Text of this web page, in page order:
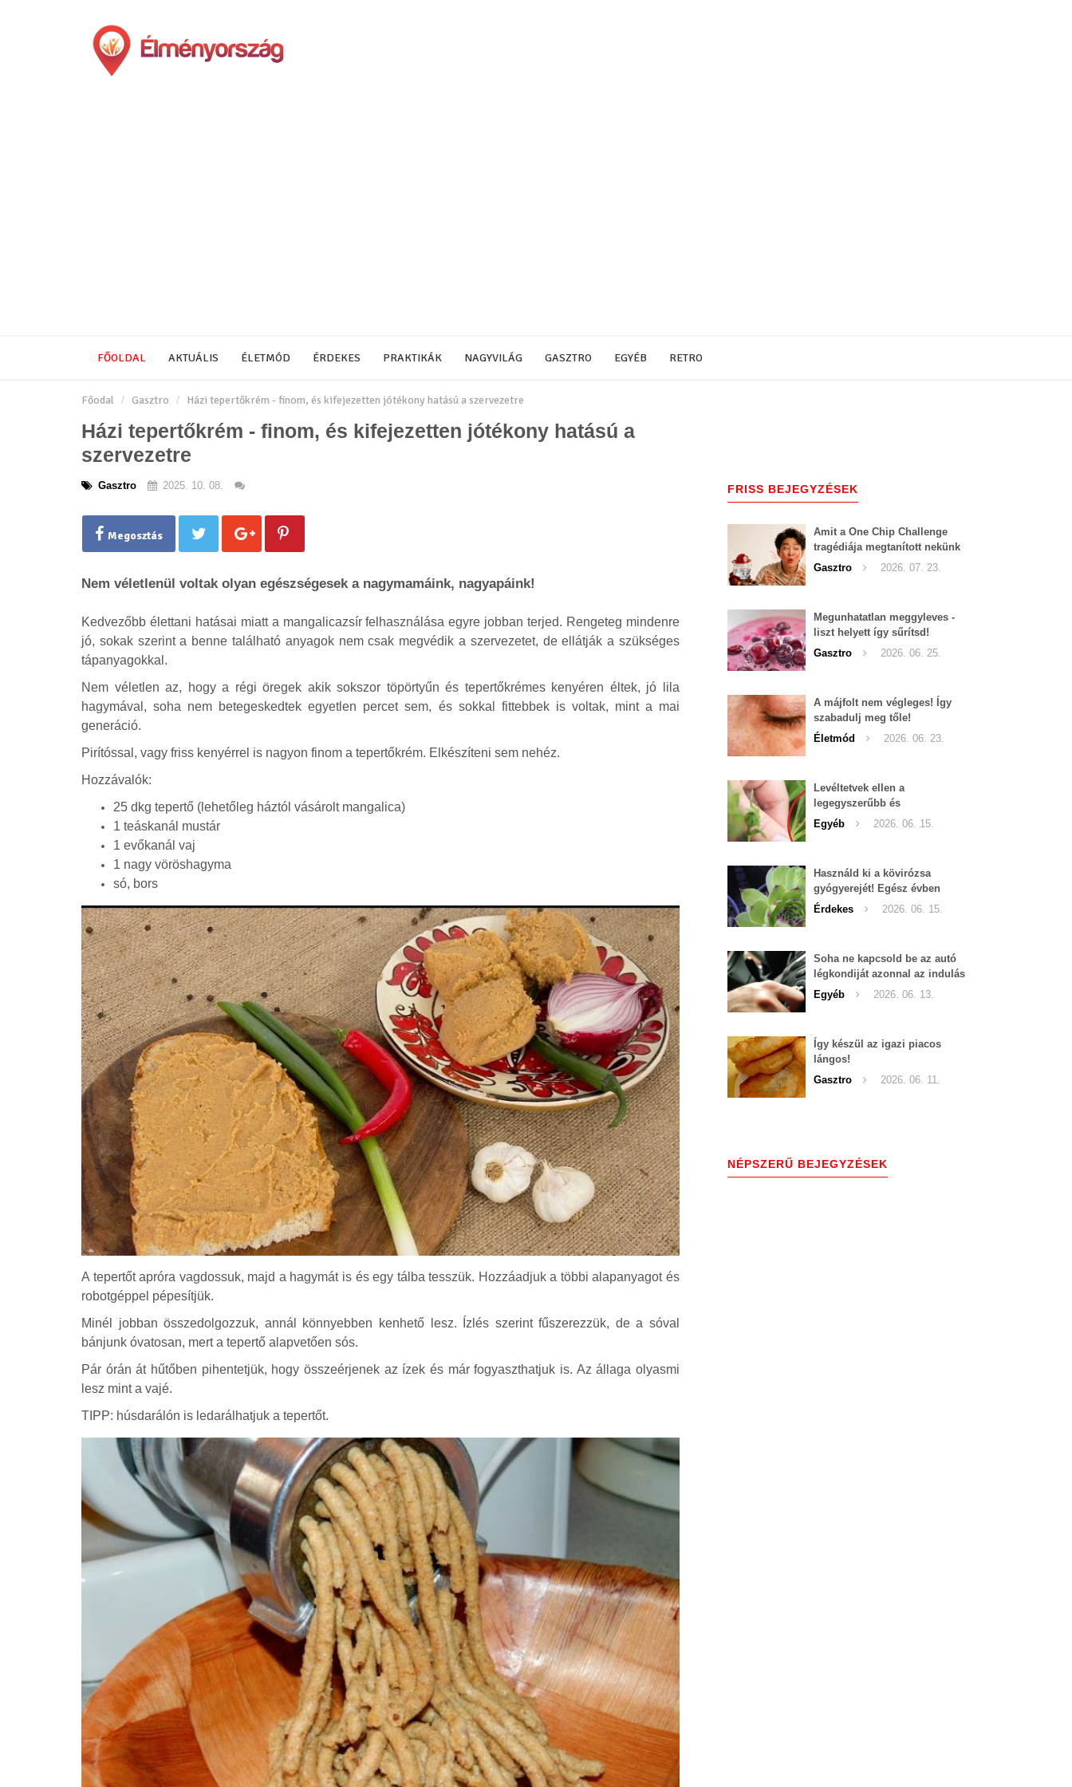
FŐOLDAL AKTUÁLIS ÉLETMÓD ÉRDEKES PRAKTIKÁK NAGYVILÁG GASZTRO EGYÉB RETRO
Főodal Gasztro Házi tepertőkrém - finom, és kifejezetten jótékony hatású a szervezetre
Házi tepertőkrém - finom, és kifejezetten jótékony hatású a
szervezetre
Gasztro 2025. 10. 08.
Megosztás
Nem véletlenül voltak olyan egészségesek a nagymamáink, nagyapáink!
Kedvezőbb élettani hatásai miatt a mangalicazsír felhasználása egyre jobban terjed. Rengeteg mindenre
jó, sokak szerint a benne található anyagok nem csak megvédik a szervezetet, de ellátják a szükséges
tápanyagokkal.
Nem véletlen az, hogy a régi öregek akik sokszor töpörtyűn és tepertőkrémes kenyéren éltek, jó lila
hagymával, soha nem betegeskedtek egyetlen percet sem, és sokkal fittebbek is voltak, mint a mai
generáció.
Pirítóssal, vagy friss kenyérrel is nagyon finom a tepertőkrém. Elkészíteni sem nehéz.
Hozzávalók:
25 dkg tepertő (lehetőleg háztól vásárolt mangalica)
1 teáskanál mustár
1 evőkanál vaj
1 nagy vöröshagyma
só, bors
A tepertőt apróra vagdossuk, majd a hagymát is és egy tálba tesszük. Hozzáadjuk a többi alapanyagot és
robotgéppel pépesítjük.
Minél jobban összedolgozzuk, annál könnyebben kenhető lesz. Ízlés szerint fűszerezzük, de a sóval
bánjunk óvatosan, mert a tepertő alapvetően sós.
Pár órán át hűtőben pihentetjük, hogy összeérjenek az ízek és már fogyaszthatjuk is. Az állaga olyasmi
lesz mint a vajé.
TIPP: húsdarálón is ledarálhatjuk a tepertőt.
FRISS BEJEGYZÉSEK
Amit a One Chip Challenge
tragédiája megtanított nekünk
a csípős kihívásokról
Gasztro 2026. 07. 23.
Megunhatatlan meggyleves -
liszt helyett így sűrítsd!
Gasztro
2026. 06. 25.
A májfolt nem végleges! Így
szabadulj meg tőle!
Életmód
2026. 06. 23.
Levéltetvek ellen a
legegyszerűbb és
leghatékonyabb filléres
háziszer
Egyéb 2026. 06. 15.
Használd ki a kövirózsa
gyógyerejét! Egész évben
hozzáférhető.
Érdekes 2026. 06. 15.
Soha ne kapcsold be az autó
légkondiját azonnal az indulás
után!
Egyéb 2026. 06. 13.
Így készül az igazi piacos
lángos!
Gasztro
2026. 06. 11.
NÉPSZERŰ BEJEGYZÉSEK